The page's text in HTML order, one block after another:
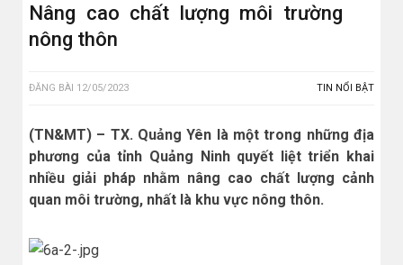
Nâng cao chất lượng môi trường
nông thôn
ĐĂNG BÀI 12/05/2023 TIN NỔI BẬT
(TN&MT) – TX. Quảng Yên là một trong những địa
phương của tỉnh Quảng Ninh quyết liệt triển khai
nhiều giải pháp nhằm nâng cao chất lượng cảnh
quan môi trường, nhất là khu vực nông thôn.